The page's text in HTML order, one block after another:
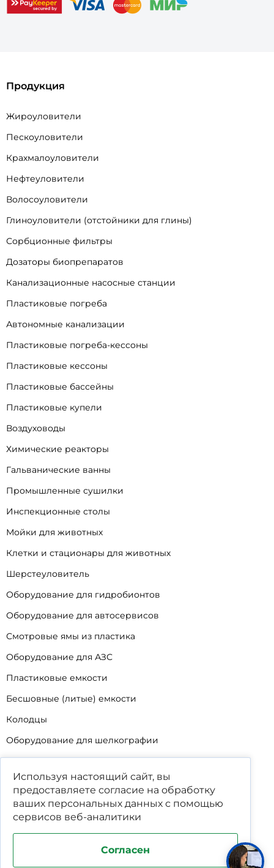
Продукция
Жироуловители
Пескоуловители
Крахмалоуловители
Нефтеуловители
Волосоуловители
Глиноуловители (отстойники для глины)
Сорбционные фильтры
Дозаторы биопрепаратов
Канализационные насосные станции
Пластиковые погреба
Автономные канализации
Пластиковые погреба-кессоны
Пластиковые кессоны
Пластиковые бассейны
Пластиковые купели
Воздуховоды
Химические реакторы
Гальванические ванны
Промышленные сушилки
Инспекционные столы
Мойки для животных
Клетки и стационары для животных
Шерстеуловитель
Оборудование для гидробионтов
Оборудование для автосервисов
Смотровые ямы из пластика
Оборудование для АЗС
Пластиковые емкости
Бесшовные (литые) емкости
Колодцы
Оборудование для шелкографии
Кабины для промывки и напыления
Технические мойки
Биопрепараты
Сигнализатор уровня
Подставка под жироуловители
Фильтр-мешки для пескоуловителей
Используя настоящий сайт, вы
предоставляете согласие на обработку
ваших персональных данных с помощью
сервисов веб-аналитики
Согласен